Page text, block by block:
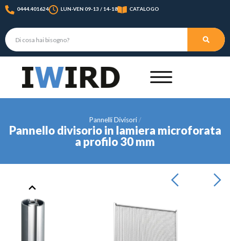
0444.401624 LUN-VEN 09-13 / 14-18 CATALOGO
Pannelli Divisori
Pannello divisorio in lamiera microforata
a profilo 30 mm